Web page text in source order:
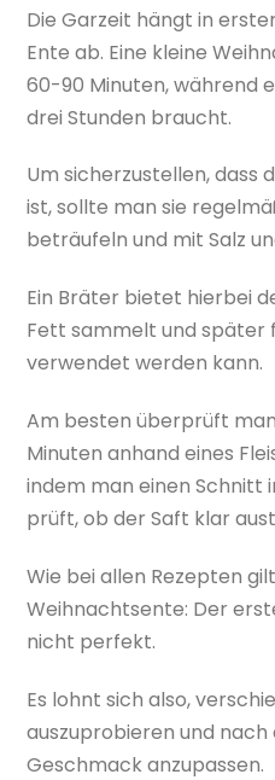
Die Garzeit hängt in
Ente ab. Eine kleine
60-90 Minuten, während
drei Stunden braucht.
Um sicherzustellen, dass
ist, sollte man sie
beträufeln und mit Salz
Ein Bräter bietet hierbei
Fett sammelt und später
verwendet werden kann.
Am besten überprüft
Minuten anhand eines
indem man einen Schnitt
prüft, ob der Saft klar
Wie bei allen Rezepten
Weihnachtsente: Der
nicht perfekt.
Es lohnt sich also,
auszuprobieren und
Geschmack anzupassen.